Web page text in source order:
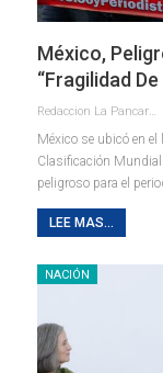
México,
“fragilidad
Redaccion La Pancarta De Quintana Roo
México se ubicó en
Clasificación Mundial
peligroso para el
LEE MAS...
NACIÓN